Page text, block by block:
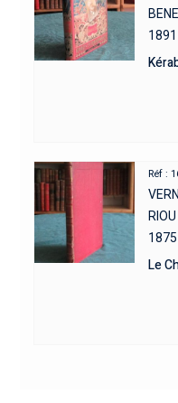
1891
Réf :
1875
Le